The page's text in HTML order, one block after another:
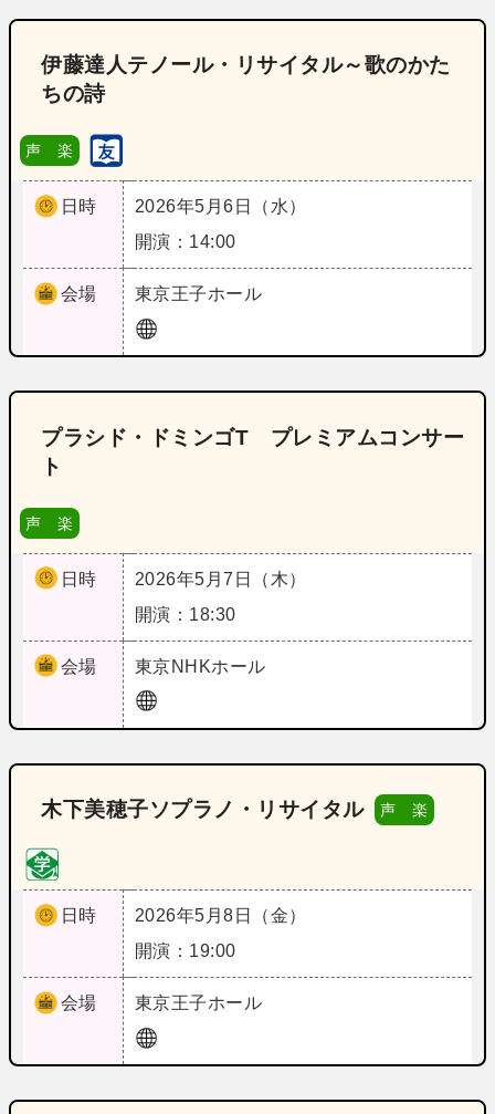
伊藤達人テノール・リサイタル～歌のかた
ちの詩
声 楽
日時
2026年5月6日（水）
開演：14:00
会場 東京王子ホール
プラシド・ドミンゴT プレミアムコンサー
ト
声 楽
日時
2026年5月7日（木）
開演：18:30
会場 東京NHKホール
木下美穂子ソプラノ・リサイタル 声 楽
日時
2026年5月8日（金）
開演：19:00
会場 東京王子ホール